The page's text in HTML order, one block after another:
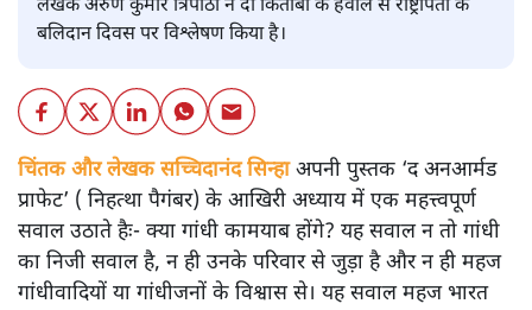
लेखक अरुण कुमार त्रिपाठी ने दो किताबों के हवाले से राष्ट्रपिता के
बलिदान दिवस पर विश्लेषण किया है।
चिंतक और लेखक सच्चिदानंद सिन्हाअपनी पुस्तक ‘द अनआर्मड
प्राफेट’ ( निहत्था पैगंबर) के आखिरी अध्याय में एक महत्त्वपूर्ण
सवाल उठाते हैः- क्या गांधी कामयाब होंगे? यह सवाल न तो गांधी
का निजी सवाल है, न ही उनके परिवार से जुड़ा है और न ही महज
गांधीवादियों या गांधीजनों के विश्वास से। यह सवाल महज भारत